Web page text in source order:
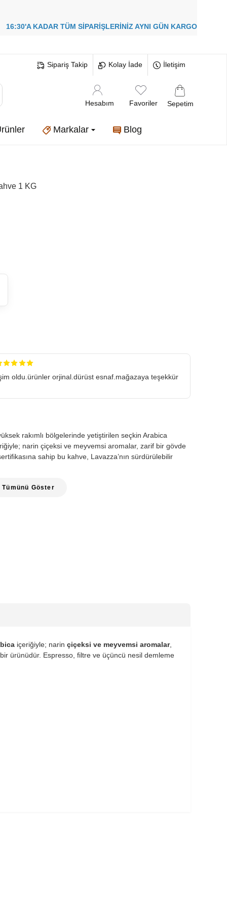
16:30'A KADAR TÜM SİPARİŞLERİNİZ AYNI GÜN KARGO
Sipariş Takip Kolay İade İletişim
Hesabım Favoriler Sepetim
Markalar Blog
1 KG
oldu.ürünler orjinal.dürüst esnaf.mağazaya teşekkür
rakımlı bölgelerinde yetiştirilen seçkin Arabica
narin çiçeksi ve meyvemsi aromalar, zarif bir gövde
sahip bu kahve, Lavazza’nın sürdürülebilir
Tümünü Göster
içeriğiyle; narin çiçeksi ve meyvemsi aromalar,
ürünüdür. Espresso, filtre ve üçüncü nesil demleme